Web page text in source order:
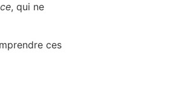
, qui ne
ces